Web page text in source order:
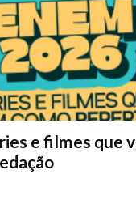
e filmes que